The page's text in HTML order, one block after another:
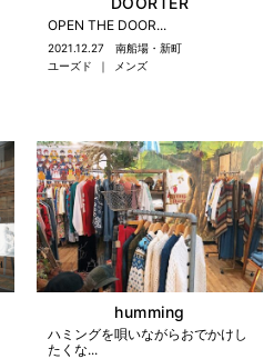
OPEN THE DOOR...
2021.12.27
南船場・新町
ユーズド
メンズ
humming
ハミングを唄いながらおでかけし
たくな...